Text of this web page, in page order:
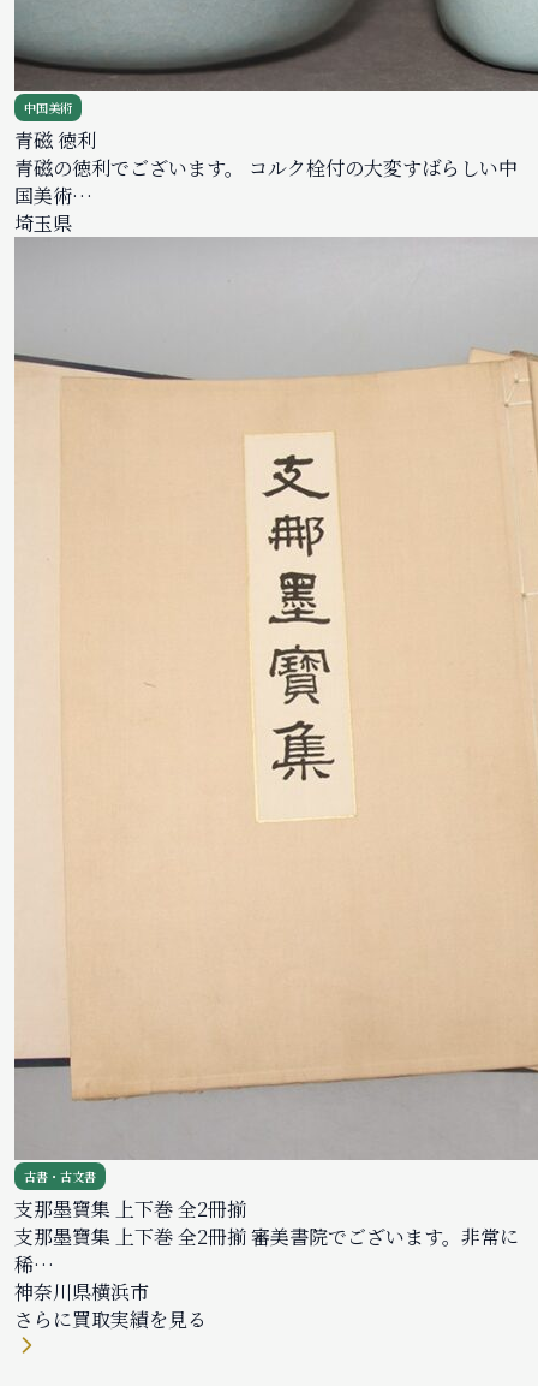
中国美術
青磁 徳利
青磁の徳利でございます。 コルク栓付の大変すばらしい中
国美術…
埼玉県
古書・古文書
支那墨寶集 上下巻 全2冊揃
支那墨寶集 上下巻 全2冊揃 審美書院でございます。非常に
稀…
神奈川県横浜市
さらに買取実績を見る